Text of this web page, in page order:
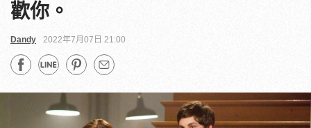
歡你。
Dandy 2022年7月07日 21:00